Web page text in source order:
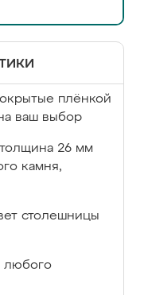
плёнкой
ваш выбор
толщина 26 мм
камня,
столешницы
любого